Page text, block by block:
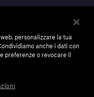
personalizzare la tua
anche i dati con
preferenze o revocare il